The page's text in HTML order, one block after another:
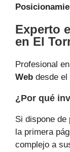
Experto
en El
Profesional en
Web desde el
¿Por qué
Si dispone de
la primera
complejo a